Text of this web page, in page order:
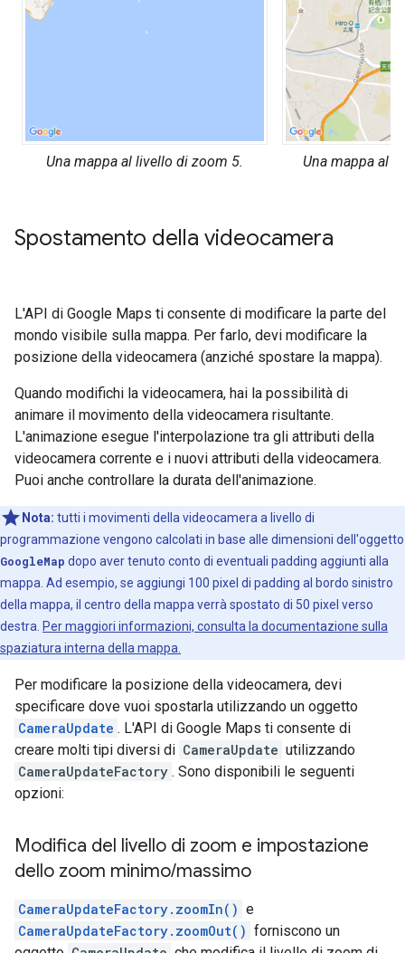
Una mappa al livello di zoom 5. Una mappa al
Spostamento della videocamera
L'API di Google Maps ti consente di modificare la parte del
mondo visibile sulla mappa. Per farlo, devi modificare la
posizione della videocamera (anziché spostare la mappa).
Quando modifichi la videocamera, hai la possibilità di
animare il movimento della videocamera risultante.
L'animazione esegue l'interpolazione tra gli attributi della
videocamera corrente e i nuovi attributi della videocamera.
Puoi anche controllare la durata dell'animazione.
Nota: tutti i movimenti della videocamera a livello di
programmazione vengono calcolati in base alle dimensioni dell'oggetto
GoogleMap dopo aver tenuto conto di eventuali padding aggiunti alla
mappa. Ad esempio, se aggiungi 100 pixel di padding al bordo sinistro
della mappa, il centro della mappa verrà spostato di 50 pixel verso
destra. Per maggiori informazioni, consulta la documentazione sulla
spaziatura interna della mappa.
Per modificare la posizione della videocamera, devi
specificare dove vuoi spostarla utilizzando un oggetto
CameraUpdate . L'API di Google Maps ti consente di
creare molti tipi diversi di CameraUpdate utilizzando
CameraUpdateFactory . Sono disponibili le seguenti
opzioni:
Modifica del livello di zoom e impostazione
dello zoom minimo/massimo
CameraUpdateFactory.zoomIn() e
CameraUpdateFactory.zoomOut() forniscono un